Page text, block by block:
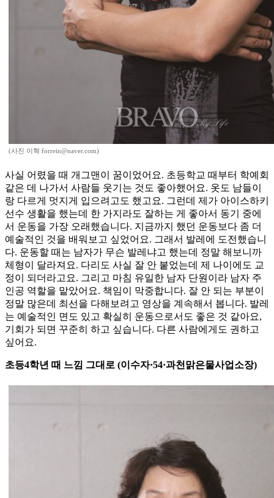
(사진 이혁 forrein@naver.com)
사실 어렸을 때 개그맨이 꿈이었어요. 초등학교 때부터 학예회
같은 데 나가서 사람들 웃기는 것도 좋아했어요. 옷도 남들이
랑 다르게 멋지게 입으려고도 했고요. 그런데 제가 아이스하키
선수 생활을 했는데 한 가지라도 잘하는 게 좋아서 동기 중에
서 운동을 가장 오래했습니다. 지금까지 했던 운동보다 좀 더
예술적인 것을 배워보고 싶었어요. 그래서 발레에 도전했습니
다. 운동할 때는 남자가 무슨 발레냐고 했는데 정말 해보니까
체형이 달라져요. 다리도 사실 잘 안 붙었는데 제 나이에도 교
정이 되더라고요. 그리고 마침 유일한 남자 단원이라 남자 주
인공 역할을 맡았어요. 책임이 막중합니다. 잘 안 되는 부분이
정말 많은데 최선을 다해보려고 영상을 계속해서 봅니다. 발레
는 예술적인 면도 있고 확실히 운동으로서도 좋은 것 같아요,
기회가 되면 꾸준히 하고 싶습니다. 다른 사람에게도 권하고
싶어요.
초등4학년 때 느낌 그대로 (이수자·54·과천맑은물사업소장)